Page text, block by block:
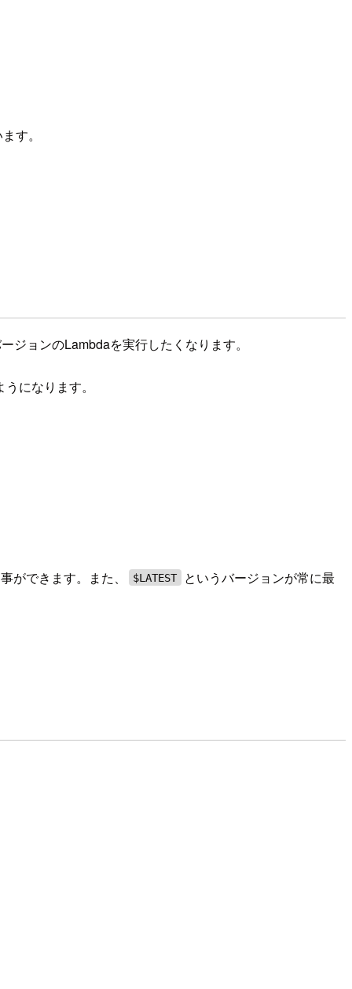
す。
ョンのLambdaを実行したくなります。
になります。
ができます。また、 $LATEST というバージョンが常に最